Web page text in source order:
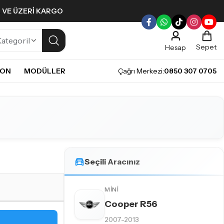
ÜZERI KARGO
Hesap
Sepet
MODÜLLER Çağrı Merkezi:0850 307 0705
Seçili Aracınız
MINI
Cooper R56
2007-2013